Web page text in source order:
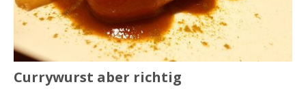
Currywurst aber richtig